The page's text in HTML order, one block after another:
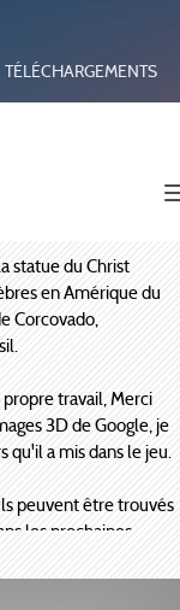
TÉLÉCHARGEMENTS
statue du Christ
en Amérique du
Corcovado,
travail, Merci
3D de Google, je
a mis dans le jeu.
peuvent être trouvés
les prochaines
version de
D